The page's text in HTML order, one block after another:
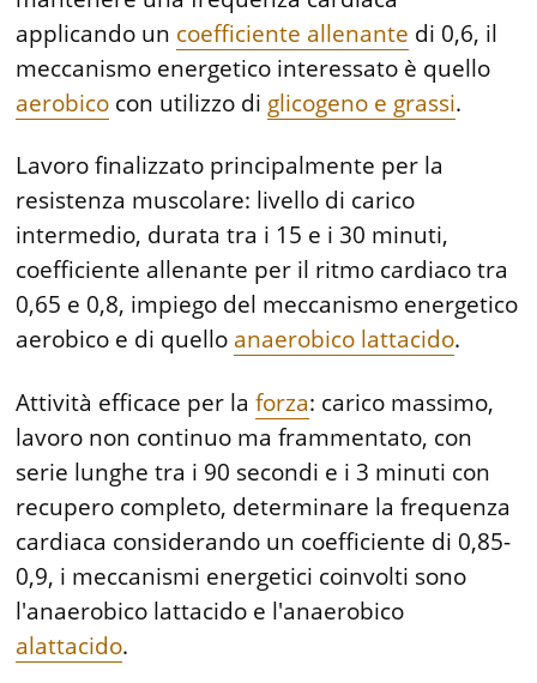
applicando un coefficiente allenante di 0,6, il
meccanismo energetico interessato è quello
aerobico con utilizzo di glicogeno e grassi.
Lavoro finalizzato principalmente per la
resistenza muscolare: livello di carico
intermedio, durata tra i 15 e i 30 minuti,
coefficiente allenante per il ritmo cardiaco tra
0,65 e 0,8, impiego del meccanismo energetico
aerobico e di quello anaerobico lattacido.
Attività efficace per laforza: carico massimo,
lavoro non continuo ma frammentato, con
serie lunghe tra i 90 secondi e i 3 minuti con
recupero completo, determinare la frequenza
cardiaca considerando un coefficiente di 0,85-
0,9, i meccanismi energetici coinvolti sono
l'anaerobico lattacido e l'anaerobico
alattacido.